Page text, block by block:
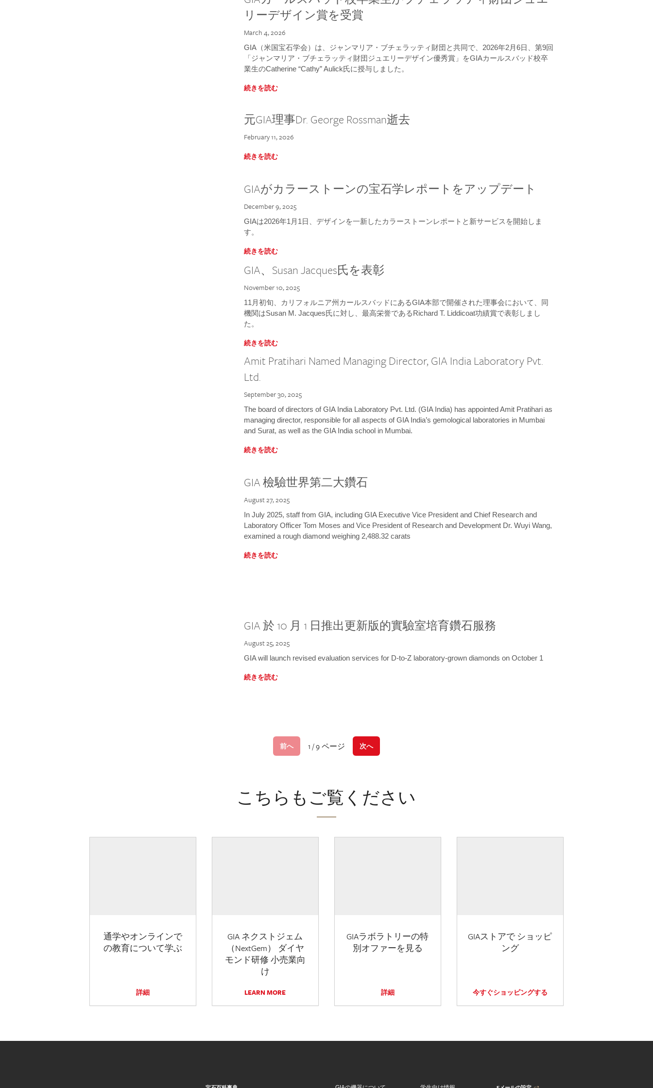
リーデザイン賞を受賞
March 4, 2026
GIA（米国宝石学会）は、ジャンマリア・ブチェラッティ財団と共同で、2026年2月6日、第9回
「ジャンマリア・ブチェラッティ財団ジュエリーデザイン優秀賞」をGIAカールスバッド校卒
業生のCatherine “Cathy” Aulick氏に授与しました。
続きを読む
元GIA理事Dr. George Rossman逝去
February 11, 2026
続きを読む
GIAがカラーストーンの宝石学レポートをアップデート
December 9, 2025
GIAは2026年1月1日、デザインを一新したカラーストーンレポートと新サービスを開始しま
す。
続きを読む
GIA、Susan Jacques氏を表彰
November 10, 2025
11月初旬、カリフォルニア州カールスバッドにあるGIA本部で開催された理事会において、同
機関はSusan M. Jacques氏に対し、最高栄誉であるRichard T. Liddicoat功績賞で表彰しまし
た。
続きを読む
Amit Pratihari Named Managing Director, GIA India Laboratory Pvt.
Ltd.
September 30, 2025
The board of directors of GIA India Laboratory Pvt. Ltd. (GIA India) has appointed Amit Pratihari as
managing director, responsible for all aspects of GIA India’s gemological laboratories in Mumbai
and Surat, as well as the GIA India school in Mumbai.
続きを読む
GIA 檢驗世界第二大鑽石
August 27, 2025
In July 2025, staff from GIA, including GIA Executive Vice President and Chief Research and
Laboratory Officer Tom Moses and Vice President of Research and Development Dr. Wuyi Wang,
examined a rough diamond weighing 2,488.32 carats
続きを読む
GIA 於 10 月 1 日推出更新版的實驗室培育鑽石服務
August 25, 2025
GIA will launch revised evaluation services for D-to-Z laboratory-grown diamonds on October 1
続きを読む
前へ 1 / 9 ページ 次へ
こちらもご覧ください
通学やオンラインで
の教育について学ぶ
詳細
GIA ネクストジェム
（NextGem） ダイヤ
モンド研修 小売業向
け
LEARN MORE
GIAラボラトリーの特
別オファーを見る
詳細
GIAストアで ショッピ
ング
今すぐショッピングする